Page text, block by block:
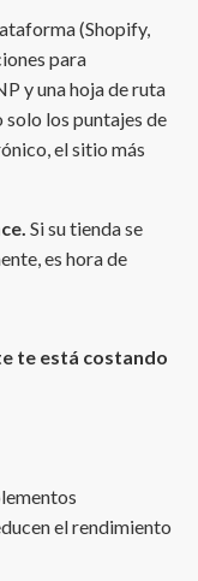
(Shopify,
para
y una hoja de ruta
solo los puntajes de
el sitio más
Si su tienda se
es hora de
te está costando
el rendimiento